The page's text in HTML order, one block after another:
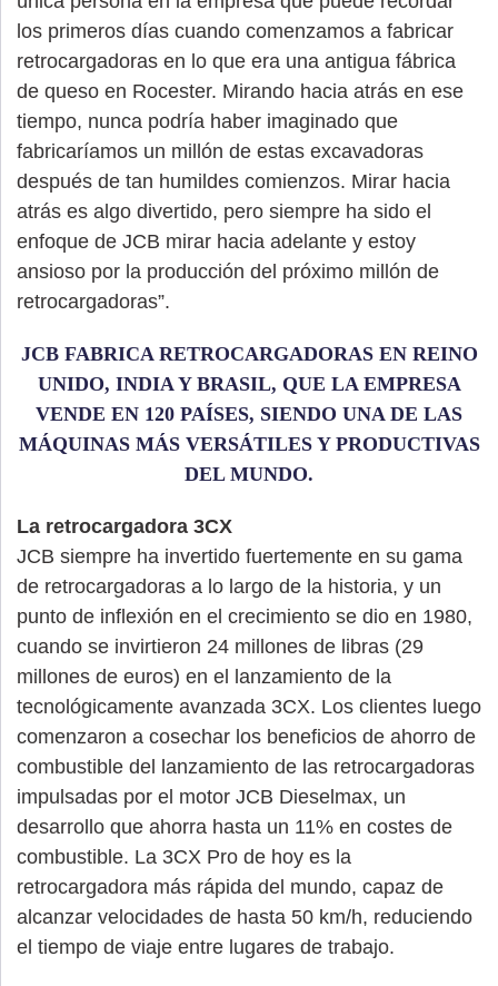
los primeros días cuando comenzamos a fabricar
retrocargadoras en lo que era una antigua fábrica
de queso en Rocester. Mirando hacia atrás en ese
tiempo, nunca podría haber imaginado que
fabricaríamos un millón de estas excavadoras
después de tan humildes comienzos. Mirar hacia
atrás es algo divertido, pero siempre ha sido el
enfoque de JCB mirar hacia adelante y estoy
ansioso por la producción del próximo millón de
retrocargadoras”.
JCB FABRICA RETROCARGADORAS EN REINO
UNIDO, INDIA Y BRASIL, QUE LA EMPRESA
VENDE EN 120 PAÍSES, SIENDO UNA DE LAS
MÁQUINAS MÁS VERSÁTILES Y PRODUCTIVAS
DEL MUNDO.
La retrocargadora 3CX
JCB siempre ha invertido fuertemente en su gama
de retrocargadoras a lo largo de la historia, y un
punto de inflexión en el crecimiento se dio en 1980,
cuando se invirtieron 24 millones de libras (29
millones de euros) en el lanzamiento de la
tecnológicamente avanzada 3CX. Los clientes luego
comenzaron a cosechar los beneficios de ahorro de
combustible del lanzamiento de las retrocargadoras
impulsadas por el motor JCB Dieselmax, un
desarrollo que ahorra hasta un 11% en costes de
combustible. La 3CX Pro de hoy es la
retrocargadora más rápida del mundo, capaz de
alcanzar velocidades de hasta 50 km/h, reduciendo
el tiempo de viaje entre lugares de trabajo.